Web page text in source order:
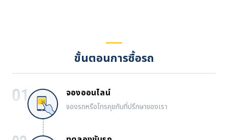
ขั้นตอนการซื้อรถ
จองออนไลน์
จองรถหรือโทรคุยกับที่ปรึกษาของเรา